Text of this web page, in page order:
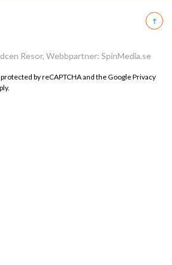
Resor, Webbpartner: SpinMedia.se
by reCAPTCHA and the GooglePrivacy